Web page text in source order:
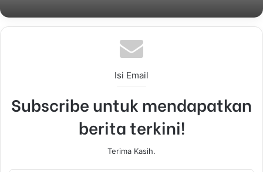
Isi Email
Subscribe untuk mendapatkan
berita terkini!
Terima Kasih.